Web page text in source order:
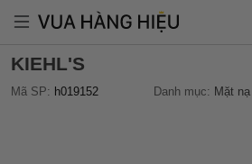
KIEHL'S
Mã SP: h019152 Danh mục: Mặt nạ